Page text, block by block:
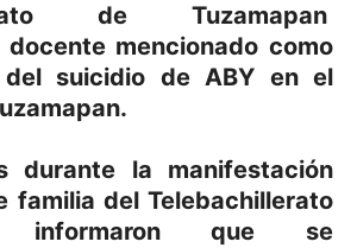
de Tuzamapan
docente mencionado como
del suicidio de ABY en el
durante la manifestación
familia del Telebachillerato
informaron que se